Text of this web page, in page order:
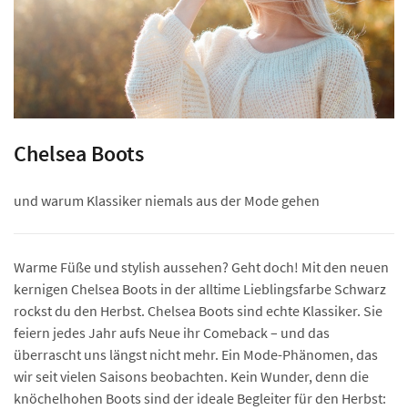
Chelsea Boots
und warum Klassiker niemals aus der Mode gehen
Warme Füße und stylish aussehen? Geht doch! Mit den neuen
kernigen Chelsea Boots in der alltime Lieblingsfarbe Schwarz
rockst du den Herbst. Chelsea Boots sind echte Klassiker. Sie
feiern jedes Jahr aufs Neue ihr Comeback – und das
überrascht uns längst nicht mehr. Ein Mode-Phänomen, das
wir seit vielen Saisons beobachten. Kein Wunder, denn die
knöchelhohen Boots sind der ideale Begleiter für den Herbst: